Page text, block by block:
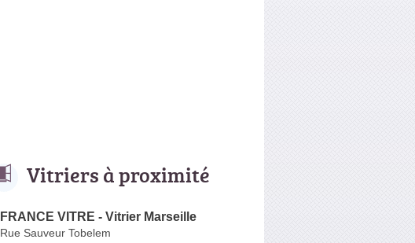
Vitriers à proximité
FRANCE VITRE - Vitrier Marseille
Rue Sauveur Tobelem